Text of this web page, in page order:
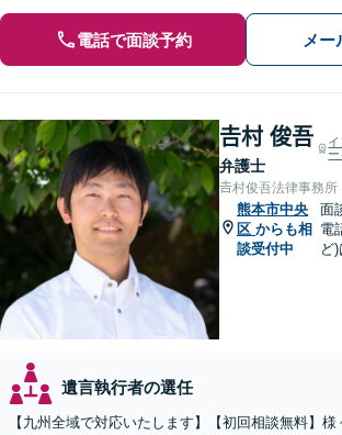
電話で面談予約 メー
𠮷村 俊吾
弁護士
イ
𠮷村俊吾法律事務所
熊本市中央
区 からも相
談受付中
面
電
ど
遺言執行者の選任
【九州全域で対応いたします】【初回相談無料】